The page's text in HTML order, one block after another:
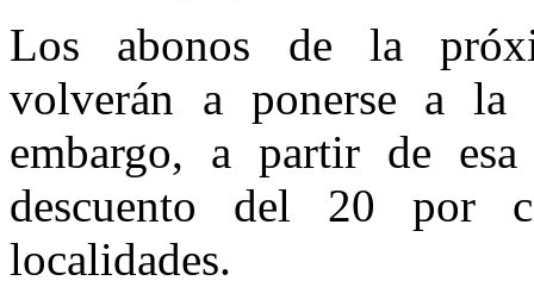
Los abonos de la
volverán a ponerse a
embargo, a partir de
descuento del 20 por
localidades.